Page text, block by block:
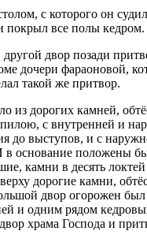
с которого он
покрыл все полы кедром.
двор позади
дочери фараоновой,
такой же притвор.
из дорогих камней,
пилою, с внутренней и
до выступов, и с
в основание положены
камни в десять
дорогие камни,
двор огорожен был
и одним рядом
храма Господа и